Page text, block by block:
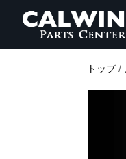
トップ/